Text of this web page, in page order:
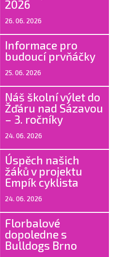
2026
26. 06. 2026
Informace pro
budoucí prvňáčky
25. 06. 2026
Náš školní výlet do
Žďáru nad Sázavou
– 3. ročníky
24. 06. 2026
Úspěch našich
žáků v projektu
Empík cyklista
24. 06. 2026
Florbalové
dopoledne s
Bulldogs Brno